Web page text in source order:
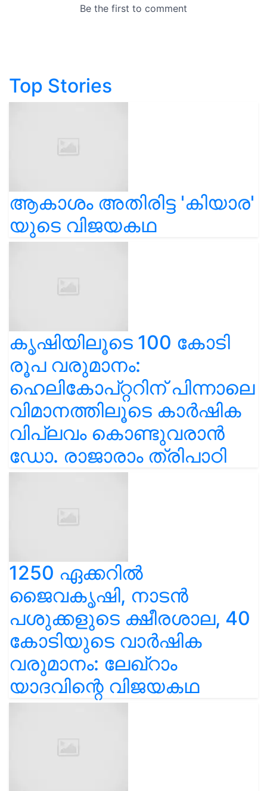
Top Stories
ആകാശം അതിരിട്ട 'കിയാര'
യുടെ വിജയകഥ
കൃഷിയിലൂടെ 100 കോടി
രൂപ വരുമാനം:
ഹെലികോപ്റ്ററിന് പിന്നാലെ
വിമാനത്തിലൂടെ കാർഷിക
വിപ്ലവം കൊണ്ടുവരാൻ
ഡോ. രാജാരാം ത്രിപാഠി
1250 ഏക്കറിൽ
ജൈവകൃഷി, നാടൻ
പശുക്കളുടെ ക്ഷീരശാല, 40
കോടിയുടെ വാർഷിക
വരുമാനം: ലേഖ്‌റാം
യാദവിന്റെ വിജയകഥ